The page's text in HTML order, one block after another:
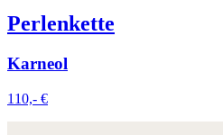
Perlenkette
Karneol
110,- €